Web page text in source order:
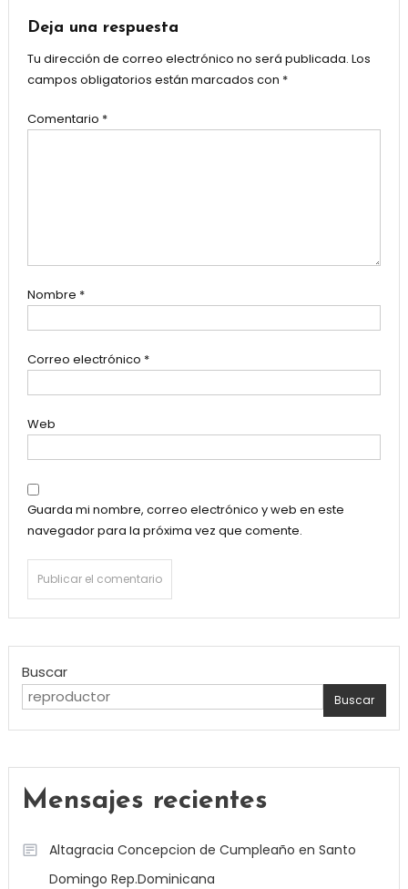
entradas
Deja una respuesta
Tu dirección de correo electrónico no será publicada. Los
campos obligatorios están marcados con *
Comentario *
Nombre *
Correo electrónico *
Web
Guarda mi nombre, correo electrónico y web en este
navegador para la próxima vez que comente.
Buscar
Buscar
Mensajes recientes
Altagracia Concepcion de Cumpleaño en Santo
Domingo Rep.Dominicana